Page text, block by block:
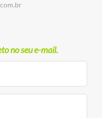
no seu e-mail.